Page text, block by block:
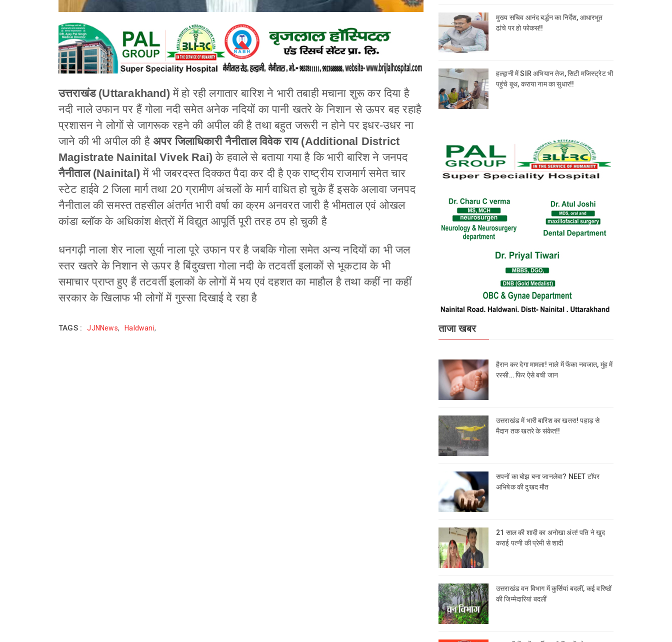
उत्तराखंड (Uttarakhand)में हो रही लगातार बारिश ने भारी तबाही मचाना शुरू कर दिया है
नदी नाले उफान पर हैं गोला नदी समेत अनेक नदियों का पानी खतरे के निशान से ऊपर बह रहाहै
प्रशासन ने लोगों से जागरूक रहने की अपील की है तथा बहुत जरूरी न होने पर इधर-उधर ना
जाने की भी अपील की है अपर जिलाधिकारी नैनीताल विवेक राय (Additional District
Magistrate Nainital Vivek Rai) के हवाले से बताया गया है कि भारी बारिश ने जनपद
नैनीताल (Nainital)में भी जबरदस्त दिक्कत पैदा कर दी है एक राष्ट्रीय राजमार्ग समेत चार
स्टेट हाईवे 2 जिला मार्ग तथा 20 ग्रामीण अंचलों के मार्ग वाधित हो चुके हैं इसके अलावा जनपद
नैनीताल की समस्त तहसील अंतर्गत भारी वर्षा का क्रम अनवरत जारी है भीमताल एवं ओखल
कांडा ब्लॉक के अधिकांश क्षेत्रों में विद्युत आपूर्ति पूरी तरह ठप हो चुकी है
धनगढ़ी नाला शेर नाला सूर्या नाला पूरे उफान पर है जबकि गोला समेत अन्य नदियों का भी जल
स्तर खतरे के निशान से ऊपर है बिंदुखत्ता गोला नदी के तटवर्ती इलाकों से भूकटाव के भी
समाचार प्राप्त हुए हैं तटवर्ती इलाकों के लोगों में भय एवं दहशत का माहौल है तथा कहीं ना कहीं
सरकार के खिलाफ भी लोगों में गुस्सा दिखाई दे रहा है
TAGS : JJNNews, Haldwani,
मुख्य सचिव आनंद बर्द्धन का निर्देश, आधारभूत
ढांचे पर हो फोकस!!
हल्द्वानी में SIR अभियान तेज, सिटी मजिस्ट्रेट भी
पहुंचे बूथ, कराया नाम का सुधार!!
ताजा खबर
हैरान कर देगा मामला! नाले में फेंका नवजात, मुंह में
रस्सी… फिर ऐसे बची जान
उत्तराखंड में भारी बारिश का खतरा! पहाड़ से
मैदान तक खतरे के संकेत!!
सपनों का बोझ बना जानलेवा? NEET टॉपर
अभिषेक की दुखद मौत
21 साल की शादी का अनोखा अंत! पति ने खुद
कराई पत्नी की प्रेमी से शादी
उत्तराखंड वन विभाग में कुर्सियां बदलीं, कई वरिष्ठों
की जिम्मेदारियां बदलीं